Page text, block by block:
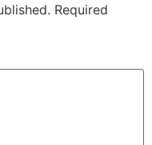
Required